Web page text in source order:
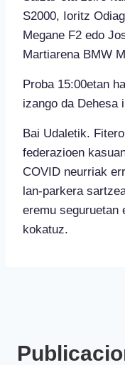
S2000, Ioritz
Megane F2 edo
Martiarena BMW
Proba 15:00etan
izango da Dehesa
Bai Udaletik.
federazioen
COVID neurriak
lan-parkera
eremu seguruetan
kokatuz.